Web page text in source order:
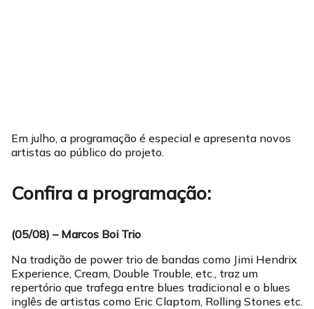
Em julho, a programação é especial e apresenta novos
artistas ao público do projeto.
Confira a programação:
(05/08) – Marcos Boi Trio
Na tradição de power trio de bandas como Jimi Hendrix
Experience, Cream, Double Trouble, etc., traz um
repertório que trafega entre blues tradicional e o blues
inglês de artistas como Eric Claptom, Rolling Stones etc.